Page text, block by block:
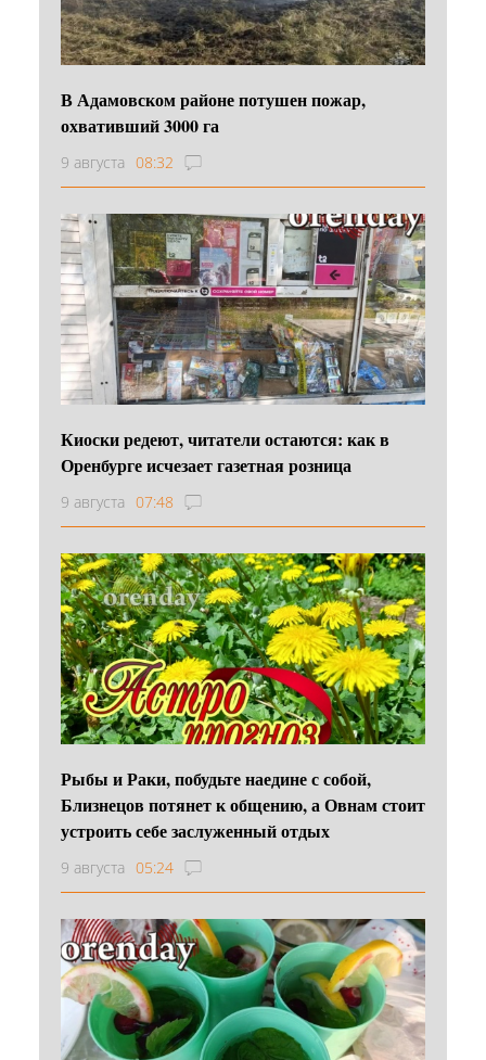
В Адамовском районе потушен пожар,
охвативший 3000 га
9 августа 08:32
Киоски редеют, читатели остаются: как в
Оренбурге исчезает газетная розница
9 августа 07:48
Рыбы и Раки, побудьте наедине с собой,
Близнецов потянет к общению, а Овнам стоит
устроить себе заслуженный отдых
9 августа 05:24